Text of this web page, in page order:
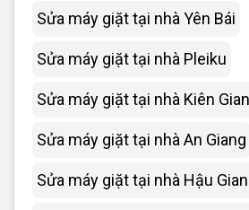
Sửa máy giặt tại nhà Yên Bái
Sửa máy giặt tại nhà Pleiku
Sửa máy giặt tại nhà Kiên
Sửa máy giặt tại nhà An Giang
Sửa máy giặt tại nhà Hậu